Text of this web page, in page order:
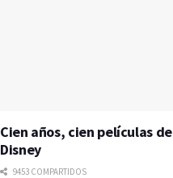
Cien años, cien películas de
Disney
9453 COMPARTIDOS